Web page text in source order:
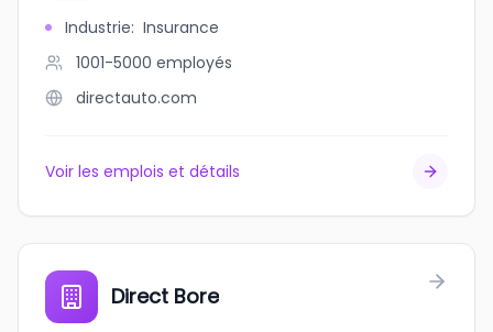
Industrie: Insurance
1001-5000 employés
directauto.com
Voir les emplois et détails
Direct Bore